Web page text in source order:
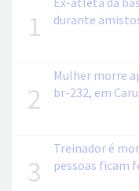
1
durante
2
Mulher morre
br-232, em
3
Treinador é
pessoas ficam